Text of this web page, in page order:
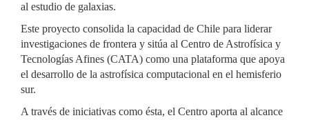
al estudio de galaxias.
Este proyecto consolida la capacidad de Chile para liderar
investigaciones de frontera y sitúa al Centro de Astrofísica y
Tecnologías Afines (CATA) como una plataforma que apoya
el desarrollo de la astrofísica computacional en el hemisferio
sur.
A través de iniciativas como ésta, el Centro aporta al alcance